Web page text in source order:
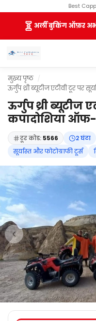
Best
अर्ली बुकिंग ऑफ़र
मुख्य पृष्ठ
ऊर्गुप थ्री ब्यूटीज एटीवी टूर पर
ऊर्गुप थ्री ब्यूटीज
कपादोशिया ऑफ-
टूर कोड: 5566 2 घंटा
सूर्यास्त और फोटोग्राफी टूर्स